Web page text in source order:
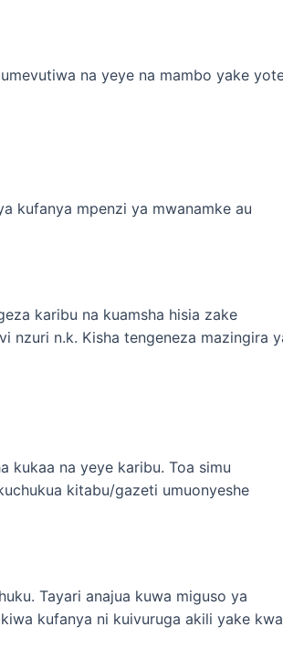
na yeye na mambo yake
kufanya mpenzi ya mwanamke au
karibu na kuamsha hisia zake
nzuri n.k. Kisha tengeneza mazingira
kukaa na yeye karibu. Toa simu
kitabu/gazeti umuonyeshe
Tayari anajua kuwa miguso ya
kufanya ni kuivuruga akili yake kwa